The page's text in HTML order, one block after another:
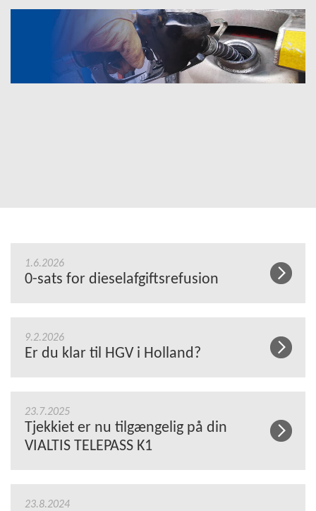
1.6.2026
0-sats for dieselafgiftsrefusion
9.2.2026
Er du klar til HGV i Holland?
23.7.2025
Tjekkiet er nu tilgængelig på din
VIALTIS TELEPASS K1
23.8.2024